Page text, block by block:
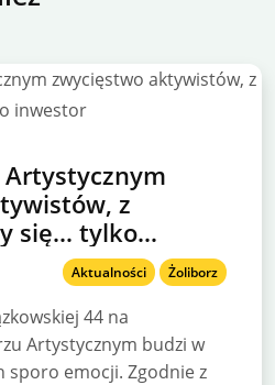
z
się… tylko
Aktualności Żoliborz
44 na
Artystycznym budzi w
sporo emocji. Zgodnie z